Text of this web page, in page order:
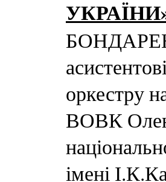
оркестру
ВОВК
імені